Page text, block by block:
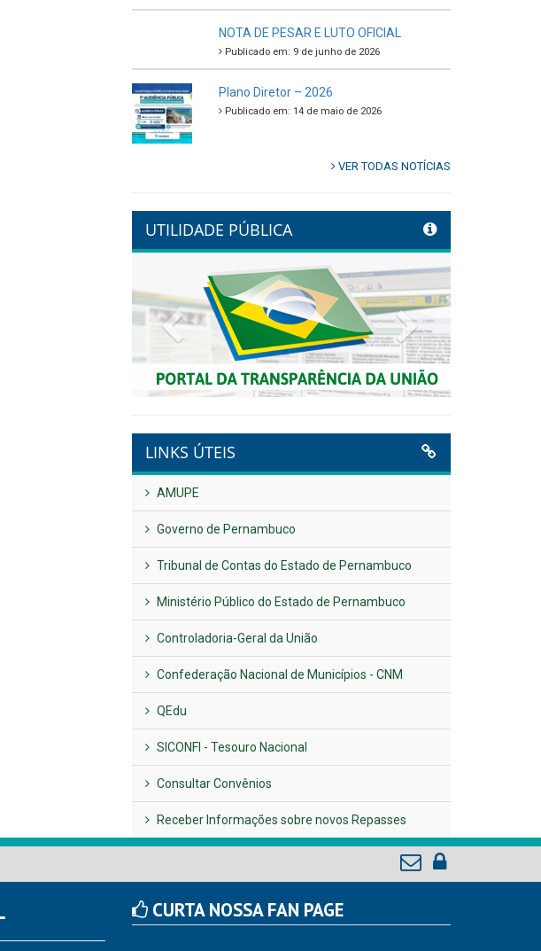
NOTA DE PESAR E LUTO OFICIAL
Publicado em: 9 de junho de 2026
Plano Diretor – 2026
Publicado em: 14 de maio de 2026
VER TODAS NOTÍCIAS
UTILIDADE PÚBLICA
Previous Next
LINKS ÚTEIS
AMUPE
Governo de Pernambuco
Tribunal de Contas do Estado de Pernambuco
Ministério Público do Estado de Pernambuco
Controladoria-Geral da União
Confederação Nacional de Municípios - CNM
QEdu
SICONFI - Tesouro Nacional
Consultar Convênios
Receber Informações sobre novos Repasses
CURTA NOSSA FAN PAGE